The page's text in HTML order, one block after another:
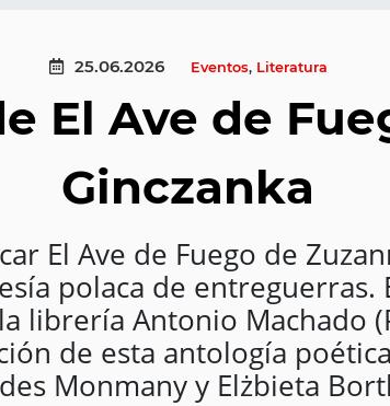
25.06.2026 Eventos, Literatura
El Ave de
Ginczanka
El Ave de Fuego de
polaca de
librería Antonio Machado
de esta antología
Monmany y Elżbieta